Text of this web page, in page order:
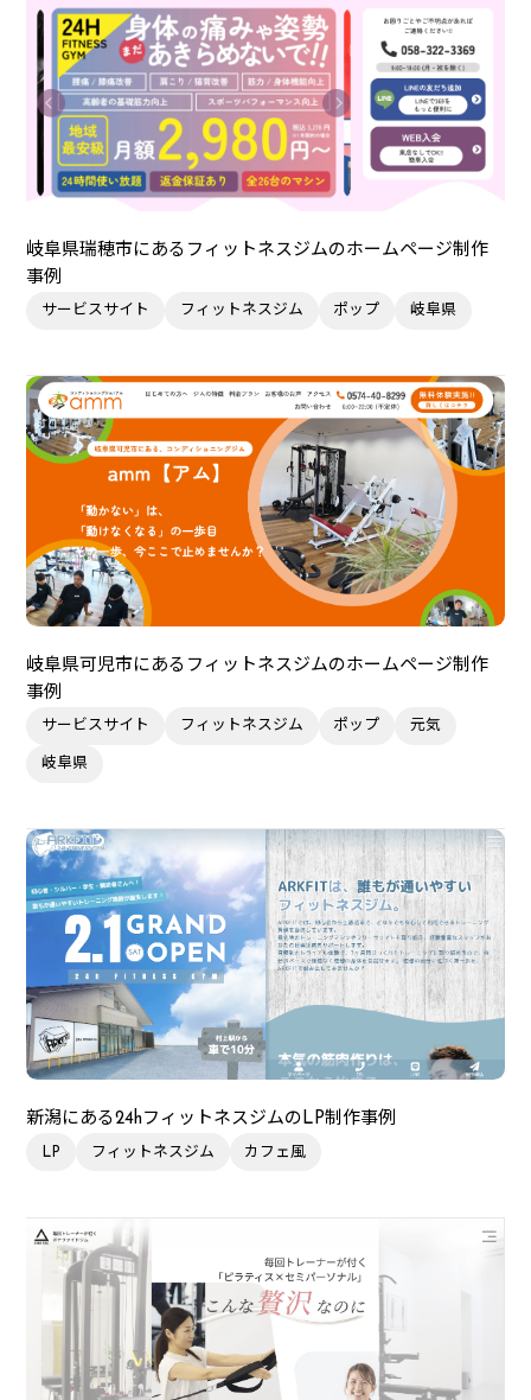
岐阜県瑞穂市にあるフィットネスジムのホームページ制作
事例
サービスサイト フィットネスジム ポップ 岐阜県
岐阜県可児市にあるフィットネスジムのホームページ制作
事例
サービスサイト フィットネスジム ポップ 元気
岐阜県
新潟にある24hフィットネスジムのLP制作事例
LP フィットネスジム カフェ風